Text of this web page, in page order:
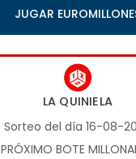
JUGAR
LA QUINIELA
Sorteo del día 16-08-
PRÓXIMO BOTE